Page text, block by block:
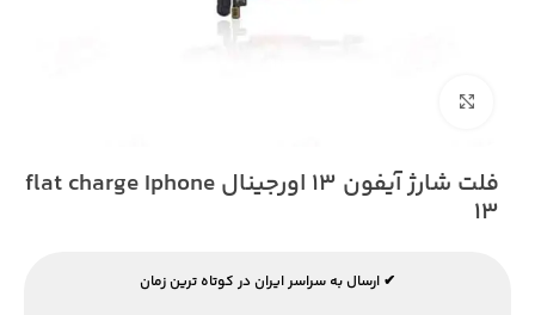
فلت شارژ آیفون ۱۳ اورجینال flat charge Iphone
۱۳
✔ ارسال به سراسر ایران در کوتاه ترین زمان